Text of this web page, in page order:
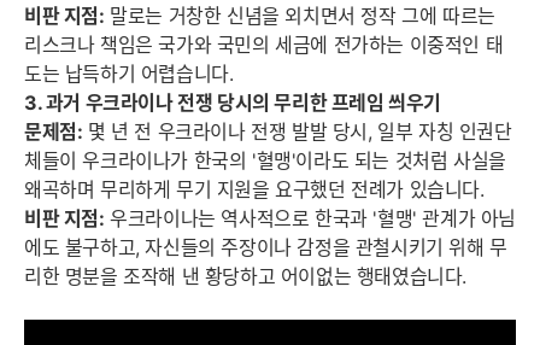
비판 지점: 말로는 거창한 신념을 외치면서 정작 그에 따르는
리스크나 책임은 국가와 국민의 세금에 전가하는 이중적인 태
도는 납득하기 어렵습니다.
3. 과거 우크라이나 전쟁 당시의 무리한 프레임 씌우기
문제점: 몇 년 전 우크라이나 전쟁 발발 당시, 일부 자칭 인권단
체들이 우크라이나가 한국의 '혈맹'이라도 되는 것처럼 사실을
왜곡하며 무리하게 무기 지원을 요구했던 전례가 있습니다.
비판 지점: 우크라이나는 역사적으로 한국과 '혈맹' 관계가 아님
에도 불구하고, 자신들의 주장이나 감정을 관철시키기 위해 무
리한 명분을 조작해 낸 황당하고 어이없는 행태였습니다.